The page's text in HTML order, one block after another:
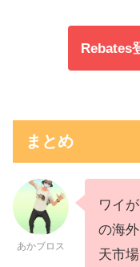
Rebates
まとめ
あかブロス
ワイ
の海
天市